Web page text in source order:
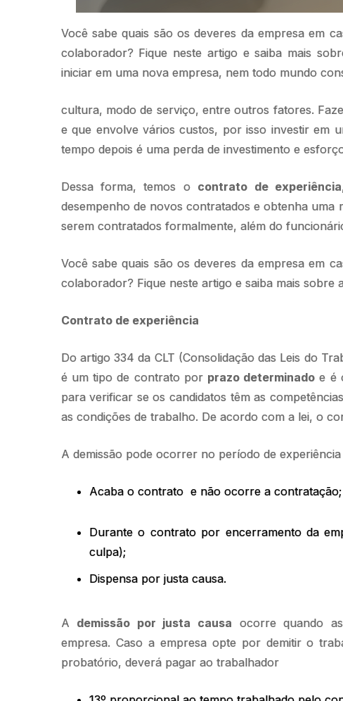
Você sabe quais são os deveres da empresa em
colaborador? Fique neste artigo e saiba mais
iniciar em uma nova empresa, nem todo mundo
cultura, modo de serviço, entre outros fatores.
e que envolve vários custos, por isso investir em
tempo depois é uma perda de investimento e
Dessa forma, temos o contrato de experiência
desempenho de novos contratados e obtenha
serem contratados formalmente, além do
Você sabe quais são os deveres da empresa em
colaborador? Fique neste artigo e saiba mais sobre
Contrato de experiência
Do artigo 334 da CLT (Consolidação das Leis do
é um tipo de contrato por prazo determinado e é
para verificar se os candidatos têm as
as condições de trabalho. De acordo com a lei, o
A demissão pode ocorrer no período de
Acaba o contrato e não ocorre a contratação;
Durante o contrato por encerramento da
culpa);
Dispensa por justa causa.
A demissão por justa causa ocorre quando
empresa. Caso a empresa opte por demitir o
probatório, deverá pagar ao trabalhador